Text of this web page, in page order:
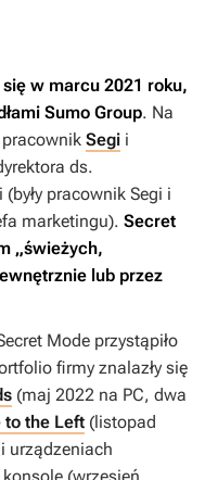
w marcu 2021 roku,
Sumo Group. Na
pracownik Segi i
ds.
pracownik Segi i
marketingu). Secret
„świeżych,
lub przez
Mode przystąpiło
firmy znalazły się
(maj 2022 na PC, dwa
to the Left (listopad
urządzeniach